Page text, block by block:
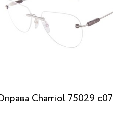
Charriol 75029 c07